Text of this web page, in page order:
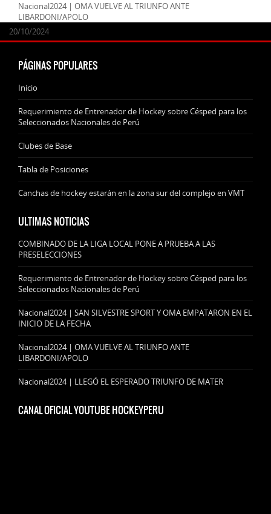
24/09/2025
07/11/2024
20/10/2024
Nacional2024 | OMA VUELVE AL TRIUNFO ANTE
LIBARDONI/APOLO
20/10/2024
PÁGINAS POPULARES
Inicio
Requerimiento de Entrenador de Hockey sobre Césped para los
Seleccionados Nacionales de Perú
Clubes de Base
Tabla de Posiciones
Canchas de hockey estarán en la zona sur del complejo en VMT
ULTIMAS NOTICIAS
COMBINADO DE LA LIGA LOCAL PONE A PRUEBA A LAS
PRESELECCIONES
Requerimiento de Entrenador de Hockey sobre Césped para los
Seleccionados Nacionales de Perú
Nacional2024 | SAN SILVESTRE SPORT Y OMA EMPATARON EN EL
INICIO DE LA FECHA
Nacional2024 | OMA VUELVE AL TRIUNFO ANTE
LIBARDONI/APOLO
Nacional2024 | LLEGÓ EL ESPERADO TRIUNFO DE MATER
CANAL OFICIAL YOUTUBE HOCKEYPERU